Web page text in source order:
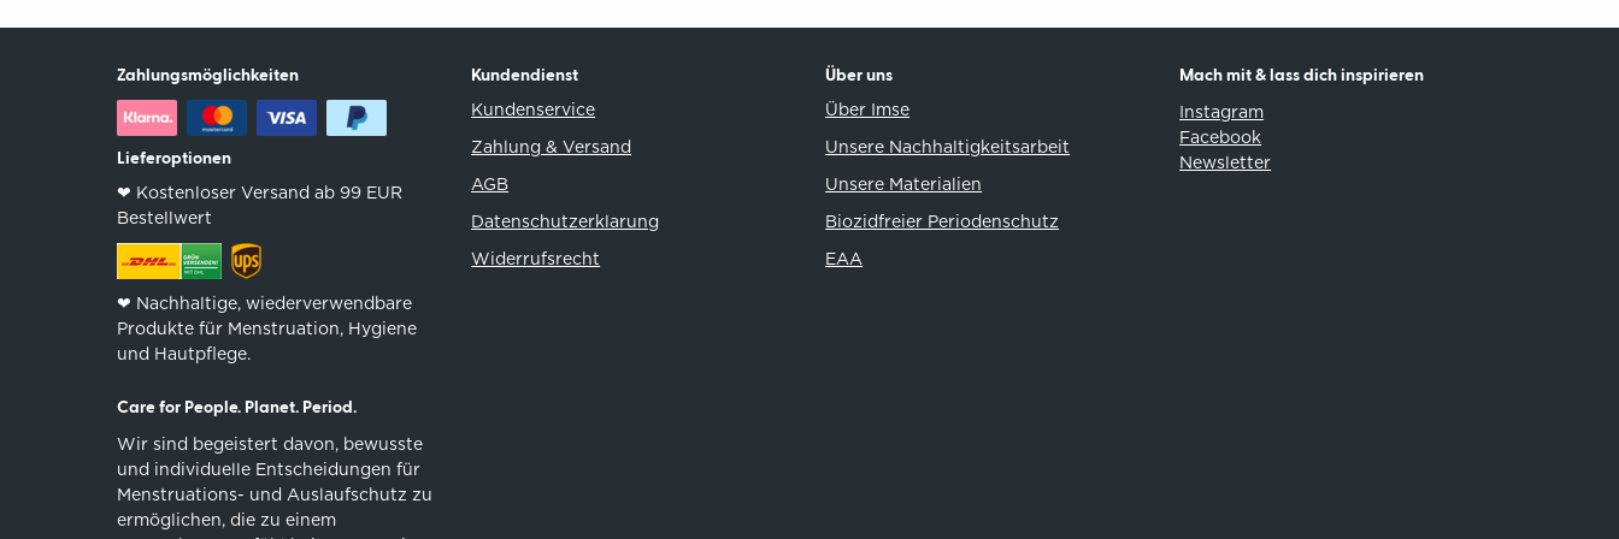
Zahlungsmöglichkeiten
Lieferoptionen
❤︎ Kostenloser Versand ab 99 EUR
Bestellwert
❤︎ Nachhaltige, wiederverwendbare
Produkte für Menstruation, Hygiene
und Hautpflege.
Kundendienst
Kundenservice
Zahlung & Versand
AGB
Datenschutzerklarung
Widerrufsrecht
Über uns
Über Imse
Unsere Nachhaltigkeitsarbeit
Unsere Materialien
Biozidfreier Periodenschutz
EAA
Mach mit & lass dich inspirieren
Instagram
Facebook
Newsletter
Care for People. Planet. Period.
Wir sind begeistert davon, bewusste
und individuelle Entscheidungen für
Menstruations- und Auslaufschutz zu
ermöglichen, die zu einem